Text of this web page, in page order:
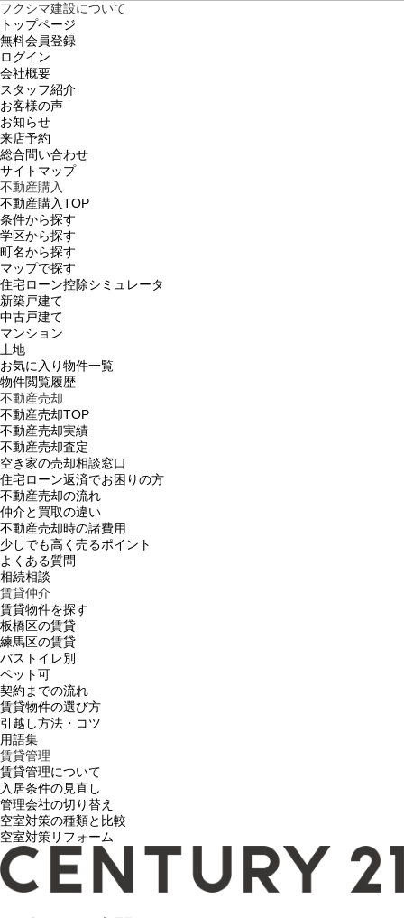
フクシマ建設について
トップページ
無料会員登録
ログイン
会社概要
スタッフ紹介
お客様の声
お知らせ
来店予約
総合問い合わせ
サイトマップ
不動産購入
不動産購入TOP
条件から探す
学区から探す
町名から探す
マップで探す
住宅ローン控除シミュレータ
新築戸建て
中古戸建て
マンション
土地
お気に入り物件一覧
物件閲覧履歴
不動産売却
不動産売却TOP
不動産売却実績
不動産売却査定
空き家の売却相談窓口
住宅ローン返済でお困りの方
不動産売却の流れ
仲介と買取の違い
不動産売却時の諸費用
少しでも高く売るポイント
よくある質問
相続相談
賃貸仲介
賃貸物件を探す
板橋区の賃貸
練馬区の賃貸
バストイレ別
ペット可
契約までの流れ
賃貸物件の選び方
引越し方法・コツ
用語集
賃貸管理
賃貸管理について
入居条件の見直し
管理会社の切り替え
空室対策の種類と比較
空室対策リフォーム